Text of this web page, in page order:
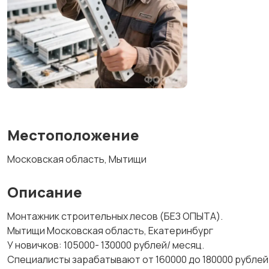
Местоположение
Московская область, Мытищи
Описание
Монтажник строительных лесов (БЕЗ ОПЫТА).
Мытищи Московская область, Екатеринбург
У новичков: 105000- 130000 рублей/ месяц.
Специалисты зарабатывают от 160000 до 180000